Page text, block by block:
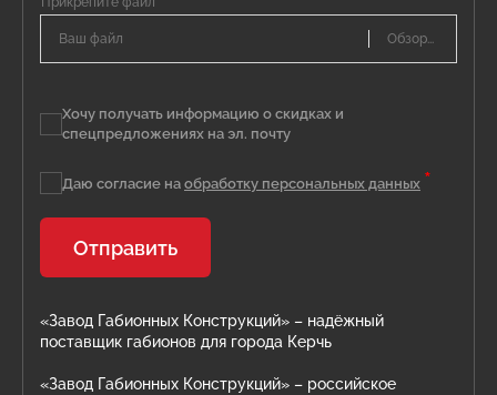
«Завод Габионных Конструкций» – надёжный
поставщик габионов для города Керчь
«Завод Габионных Конструкций» – российское
Ваш файл
Хочу получать информацию о скидках и
спецпредложениях на эл. почту
Даю согласие на обработку персональных данных *
Отправить